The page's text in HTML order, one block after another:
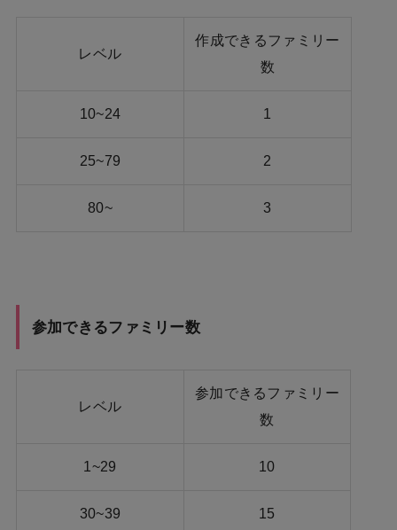
レベル
作成できるファミリー
数
10~24 1
25~79 2
80~ 3
参加できるファミリー数
レベル
参加できるファミリー
数
1~29 10
30~39 15